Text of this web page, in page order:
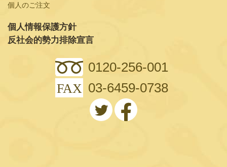
個人のご注文
個人情報保護方針
反社会的勢力排除宣言
0120-256-001
FAX 03-6459-0738